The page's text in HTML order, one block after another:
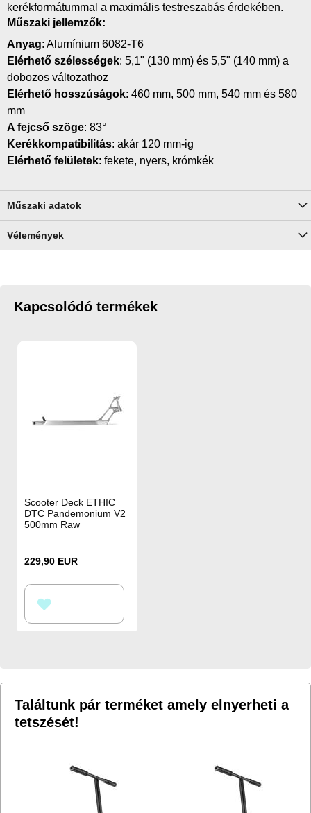
kerékformátummal a maximális testreszabás érdekében.
Műszaki jellemzők:
Anyag: Alumínium 6082-T6
Elérhető szélességek: 5,1" (130 mm) és 5,5" (140 mm) a
dobozos változathoz
Elérhető hosszúságok: 460 mm, 500 mm, 540 mm és 580
mm
A fejcső szöge: 83°
Kerékkompatibilitás: akár 120 mm-ig
Elérhető felületek: fekete, nyers, krómkék
Műszaki adatok
Vélemények
Kapcsolódó termékek
Scooter Deck ETHIC
DTC Pandemonium V2
500mm Raw
229,90 EUR
A
Találtunk pár terméket amely elnyerheti a
tetszését!